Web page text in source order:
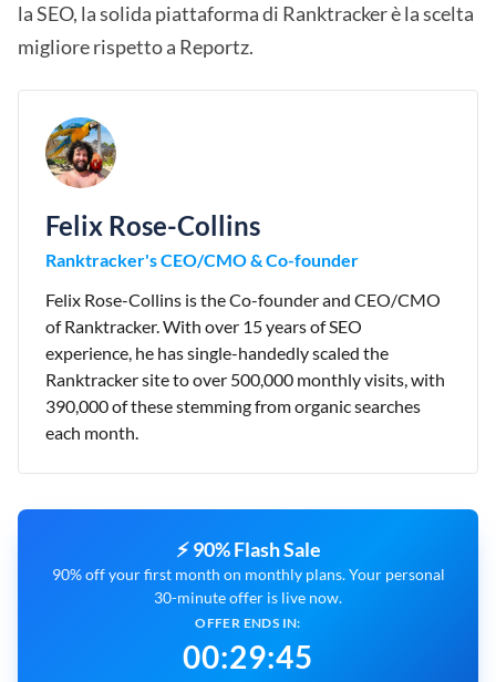
la SEO, la solida piattaforma di Ranktracker è la scelta
migliore rispetto a Reportz.
Felix Rose-Collins
Ranktracker's CEO/CMO & Co-founder
Felix Rose-Collins is the Co-founder and CEO/CMO
of Ranktracker. With over 15 years of SEO
experience, he has single-handedly scaled the
Ranktracker site to over 500,000 monthly visits, with
390,000 of these stemming from organic searches
each month.
⚡ 90% Flash Sale
90% off your first month on monthly plans. Your personal
30-minute offer is live now.
OFFER ENDS IN:
00:29:44